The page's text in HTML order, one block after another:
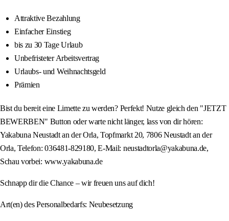
Attraktive Bezahlung
Einfacher Einstieg
bis zu 30 Tage Urlaub
Unbefristeter Arbeitsvertrag
Urlaubs- und Weihnachtsgeld
Prämien
Bist du bereit eine Limette zu werden? Perfekt! Nutze gleich den "JETZT
BEWERBEN" Button oder warte nicht länger, lass von dir hören:
Yakabuna Neustadt an der Orla, Topfmarkt 20, 7806 Neustadt an der
Orla, Telefon: 036481-829180, E-Mail: neustadtorla@yakabuna.de,
Schau vorbei: www.yakabuna.de
Schnapp dir die Chance – wir freuen uns auf dich!
Art(en) des Personalbedarfs: Neubesetzung